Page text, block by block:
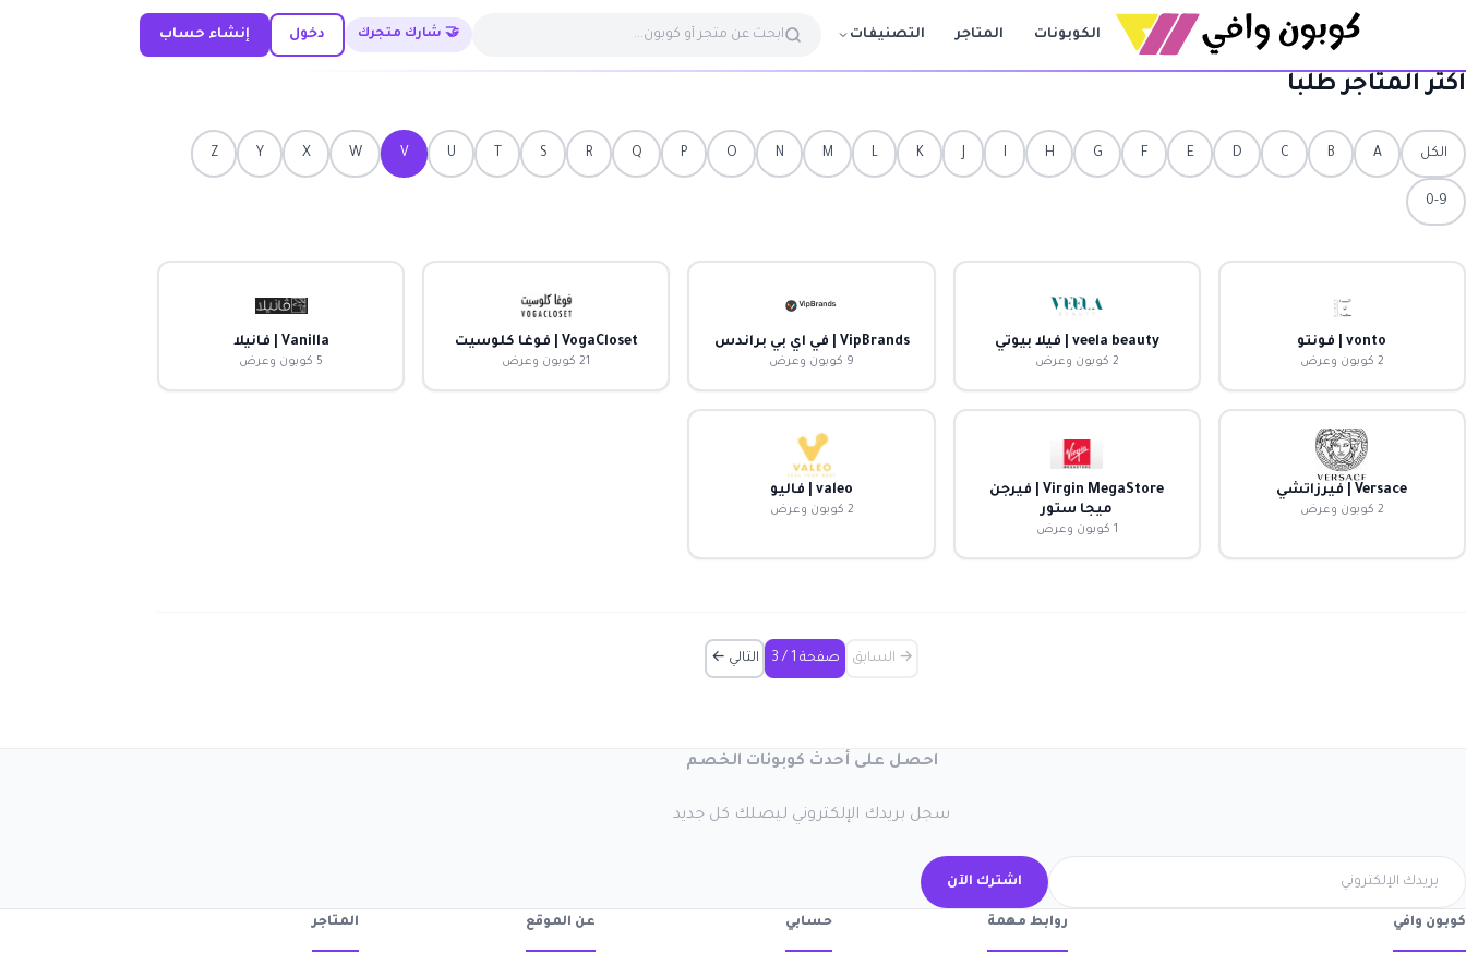
الكوبونات المتاجر التصنيفات 🤝 شارك متجرك دخول إنشاء حساب
أكثر المتاجر طلباً
الكل A
B
C
D
E
F
G
H
I
K
L
M
N
O
P
Q
R
S
T
U
V
W
X
Y
Z
0-9
vonto | فونتو
2 كوبون وعرض
veela beauty | فيلا بيوتي
2 كوبون وعرض
VipBrands | في اي بي براندس
9 كوبون وعرض
VogaCloset | فوغا كلوسيت
21 كوبون وعرض
Vanilla | فانيلا
5 كوبون وعرض
Versace | فيرزاتشي
2 كوبون وعرض
Virgin MegaStore | فيرجن
ميجا ستور
1 كوبون وعرض
valeo | فاليو
2 كوبون وعرض
→ السابق صفحة 1 / 3 التالي ←
احصل على أحدث كوبونات الخصم
سجل بريدك الإلكتروني ليصلك كل جديد
اشترك الآن
كوبون وافي روابط مهمة حسابي عن الموقع المتاجر